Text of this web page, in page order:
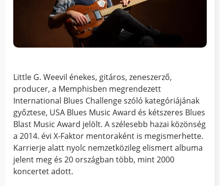
Little G. Weevil énekes, gitáros, zeneszerző,
producer, a Memphisben megrendezett
International Blues Challenge szóló kategóriájának
győztese, USA Blues Music Award és kétszeres Blues
Blast Music Award jelölt. A szélesebb hazai közönség
a 2014. évi X-Faktor mentoraként is megismerhette.
Karrierje alatt nyolc nemzetközileg elismert albuma
jelent meg és 20 országban több, mint 2000
koncertet adott.